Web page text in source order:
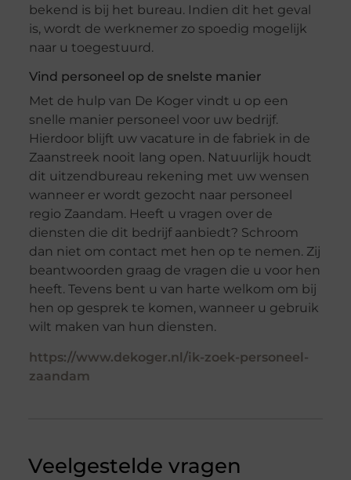
bekend is bij het bureau. Indien dit het geval
is, wordt de werknemer zo spoedig mogelijk
naar u toegestuurd.
Vind personeel op de snelste manier
Met de hulp van De Koger vindt u op een
snelle manier personeel voor uw bedrijf.
Hierdoor blijft uw vacature in de fabriek in de
Zaanstreek nooit lang open. Natuurlijk houdt
dit uitzendbureau rekening met uw wensen
wanneer er wordt gezocht naar personeel
regio Zaandam. Heeft u vragen over de
diensten die dit bedrijf aanbiedt? Schroom
dan niet om contact met hen op te nemen. Zij
beantwoorden graag de vragen die u voor hen
heeft. Tevens bent u van harte welkom om bij
hen op gesprek te komen, wanneer u gebruik
wilt maken van hun diensten.
https://www.dekoger.nl/ik-zoek-personeel-
zaandam
Veelgestelde vragen